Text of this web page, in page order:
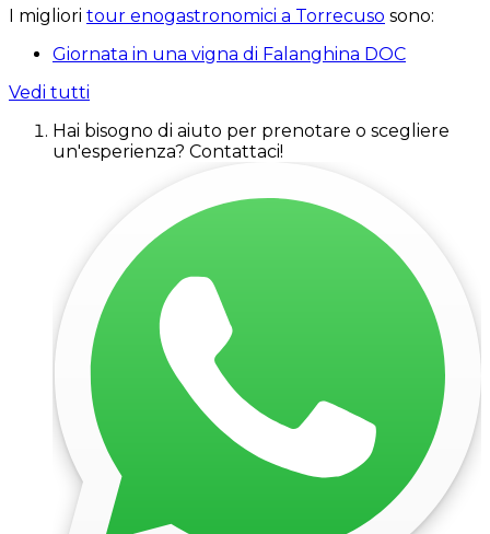
I migliori tour enogastronomici a Torrecuso sono:
Giornata in una vigna di Falanghina DOC
Vedi tutti
Hai bisogno di aiuto per prenotare o scegliere
un'esperienza? Contattaci!